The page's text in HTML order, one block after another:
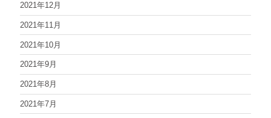
2021年12月
2021年11月
2021年10月
2021年9月
2021年8月
2021年7月